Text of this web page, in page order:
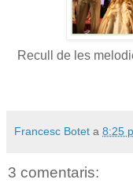
Recull de les
Francesc Botet a 8:25
3 comentaris: